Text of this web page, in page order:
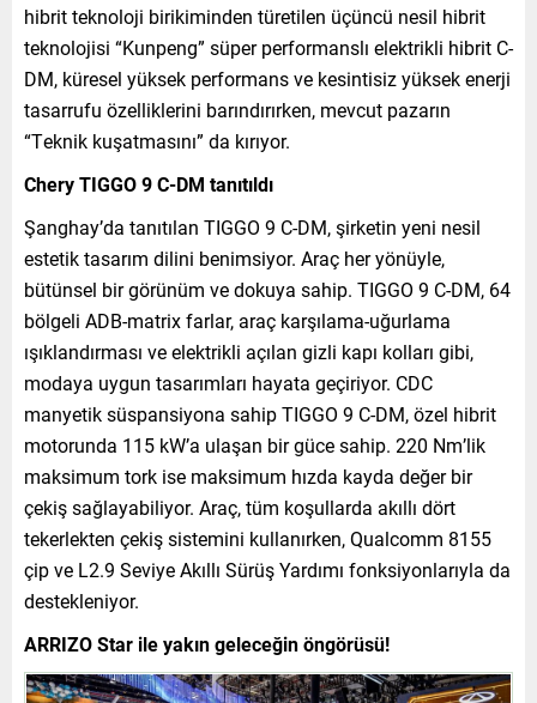
hibrit teknoloji birikiminden türetilen üçüncü nesil hibrit
teknolojisi “Kunpeng” süper performanslı elektrikli hibrit C-
DM, küresel yüksek performans ve kesintisiz yüksek enerji
tasarrufu özelliklerini barındırırken, mevcut pazarın
“Teknik kuşatmasını” da kırıyor.
Chery TIGGO 9 C-DM tanıtıldı
Şanghay’da tanıtılan TIGGO 9 C-DM, şirketin yeni nesil
estetik tasarım dilini benimsiyor. Araç her yönüyle,
bütünsel bir görünüm ve dokuya sahip. TIGGO 9 C-DM, 64
bölgeli ADB-matrix farlar, araç karşılama-uğurlama
ışıklandırması ve elektrikli açılan gizli kapı kolları gibi,
modaya uygun tasarımları hayata geçiriyor. CDC
manyetik süspansiyona sahip TIGGO 9 C-DM, özel hibrit
motorunda 115 kW’a ulaşan bir güce sahip. 220 Nm’lik
maksimum tork ise maksimum hızda kayda değer bir
çekiş sağlayabiliyor. Araç, tüm koşullarda akıllı dört
tekerlekten çekiş sistemini kullanırken, Qualcomm 8155
çip ve L2.9 Seviye Akıllı Sürüş Yardımı fonksiyonlarıyla da
destekleniyor.
ARRIZO Star ile yakın geleceğin öngörüsü!